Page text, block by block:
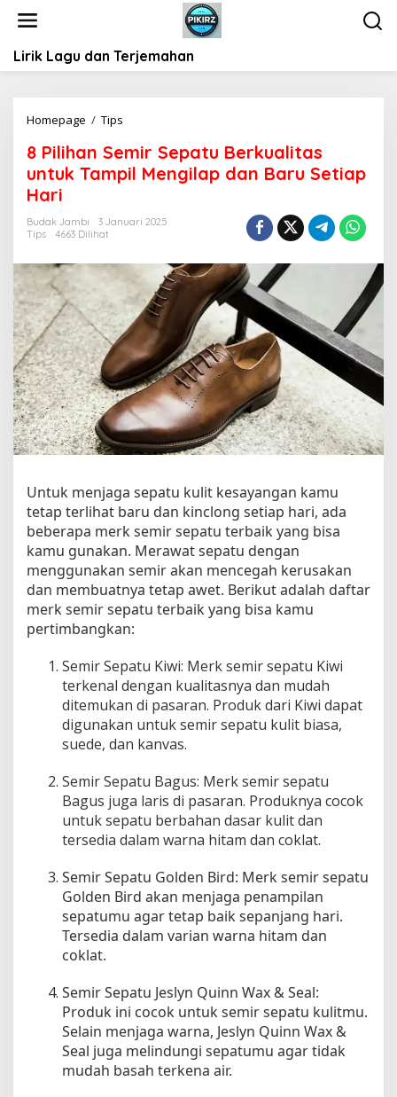
Lirik Lagu dan Terjemahan
Homepage / Tips
i
l
a
S
m
i
r
S
e
p
a
t
u
B
r
k
u
a
i
t
a
s
n
t
u
k
T
m
i
l
M
n
g
i
l
d
a
B
a
r
8 Pilihan Semir Sepatu Berkualitas
untuk Tampil Mengilap dan Baru Setiap
Hari
Budak Jambi
3 Januari 2025
Tips
4663 Dilihat
Untuk menjaga sepatu kulit kesayangan kamu
tetap terlihat baru dan kinclong setiap hari, ada
beberapa merk semir sepatu terbaik yang bisa
kamu gunakan. Merawat sepatu dengan
menggunakan semir akan mencegah kerusakan
dan membuatnya tetap awet. Berikut adalah daftar
merk semir sepatu terbaik yang bisa kamu
pertimbangkan:
Semir Sepatu Kiwi: Merk semir sepatu Kiwi
terkenal dengan kualitasnya dan mudah
ditemukan di pasaran. Produk dari Kiwi dapat
digunakan untuk semir sepatu kulit biasa,
suede, dan kanvas.
Semir Sepatu Bagus: Merk semir sepatu
Bagus juga laris di pasaran. Produknya cocok
untuk sepatu berbahan dasar kulit dan
tersedia dalam warna hitam dan coklat.
Semir Sepatu Golden Bird: Merk semir sepatu
Golden Bird akan menjaga penampilan
sepatumu agar tetap baik sepanjang hari.
Tersedia dalam varian warna hitam dan
coklat.
Semir Sepatu Jeslyn Quinn Wax & Seal:
Produk ini cocok untuk semir sepatu kulitmu.
Selain menjaga warna, Jeslyn Quinn Wax &
Seal juga melindungi sepatumu agar tidak
mudah basah terkena air.